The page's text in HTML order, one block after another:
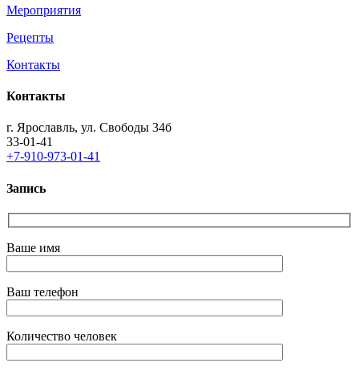
Мероприятия
Рецепты
Контакты
Контакты
г. Ярославль, ул. Свободы 34б
33-01-41
+7-910-973-01-41
Запись
Ваше имя
Ваш телефон
Количество человек